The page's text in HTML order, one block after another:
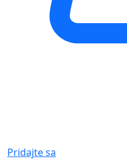
Pridajte sa